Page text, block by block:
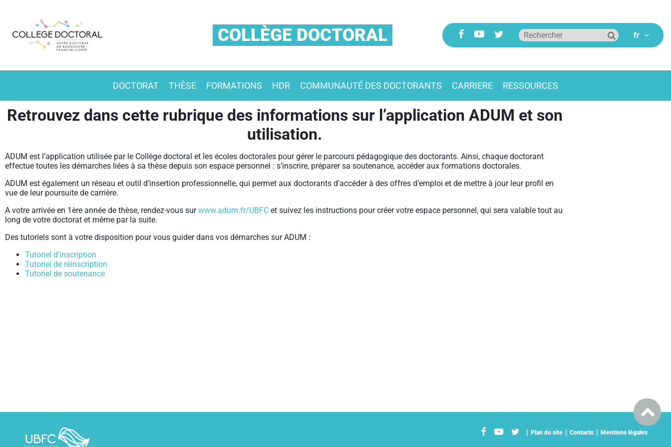
COLLÈGE DOCTORAL
DOCTORAT THÈSE FORMATIONS HDR COMMUNAUTÉ DES DOCTORANTS CARRIERE RESSOURCES
Retrouvez dans cette rubrique des informations sur l’application ADUM et son
utilisation.
ADUM est l’application utilisée par le Collège doctoral et les écoles doctorales pour gérer le parcours pédagogique des doctorants. Ainsi, chaque doctorant
effectue toutes les démarches liées à sa thèse depuis son espace personnel : s’inscrire, préparer sa soutenance, accéder aux formations doctorales.
ADUM est également un réseau et outil d’insertion professionnelle, qui permet aux doctorants d’accéder à des offres d’emploi et de mettre à jour leur profil en
vue de leur poursuite de carrière.
A votre arrivée en 1ère année de thèse, rendez-vous surwww.adum.fr/UBFC et suivez les instructions pour créer votre espace personnel, qui sera valable tout au
long de votre doctorat et même par la suite.
Des tutoriels sont à votre disposition pour vous guider dans vos démarches sur ADUM :
Tutoriel d’inscription
Tutoriel de réinscription
Tutoriel de soutenance
Plan du site Contacts Mentions légales